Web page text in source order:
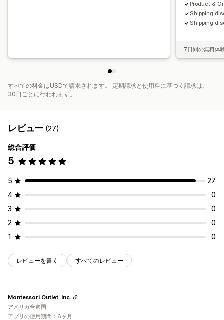
Product &
Shipping
Shipping
7日間の無料体
すべての料金はUSDで請求されます。 定期請求と使用料に基づく請求は、
30日ごとに行われます。
レビュー (27)
総合評価
5
5
27
4
0
3
0
2
0
1
0
レビューを書く すべてのレビュー
Montessori Outlet, Inc.
アメリカ合衆国
アプリの使用期間：6ヶ月